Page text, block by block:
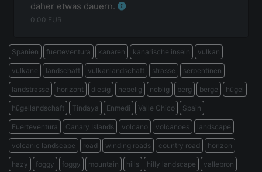
daher etwas dauern.
0,00 EUR
Spanien fuerteventura kanaren kanarische inseln vulkan
vulkane landschaft vulkanlandschaft strasse serpentinen
landstrasse horizont diesig nebelig neblig berg berge hügel
hügellandschaft Tindaya Enmedi Valle Chico Spain
Fuerteventura Canary Islands volcano volcanoes landscape
volcanic landscape road winding roads country road horizon
hazy foggy foggy mountain hills hilly landscape vallebron